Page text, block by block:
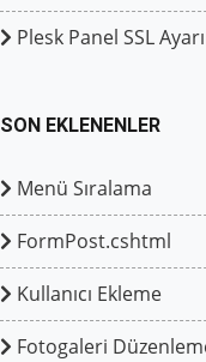
Plesk Panel SSL Ayarı
SON EKLENENLER
Menü Sıralama
FormPost.cshtml
Kullanıcı Ekleme
Fotogaleri